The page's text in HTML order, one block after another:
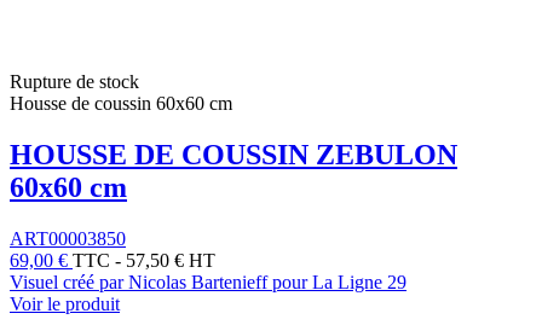
Rupture de stock
Housse de coussin 60x60 cm
HOUSSE DE COUSSIN ZEBULON
60x60 cm
ART00003850
69,00 € TTC - 57,50 € HT
Visuel créé par Nicolas Bartenieff pour La Ligne 29
Voir le produit